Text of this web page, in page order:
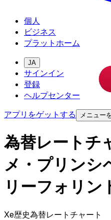
個人
ビジネス
プラットホーム
JA
サインイン
登録
ヘルプセンター
アプリをゲットする
メニュー
為替レートチ
メ・プリンシ
リーフォリン
Xe歴史為替レートチャート